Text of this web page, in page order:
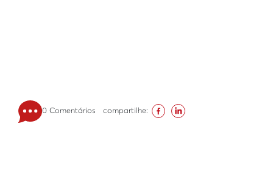
0 Comentários compartilhe: